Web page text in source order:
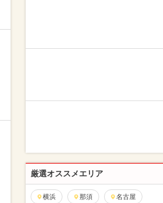
厳選オススメエリア
横浜 那須 名古屋